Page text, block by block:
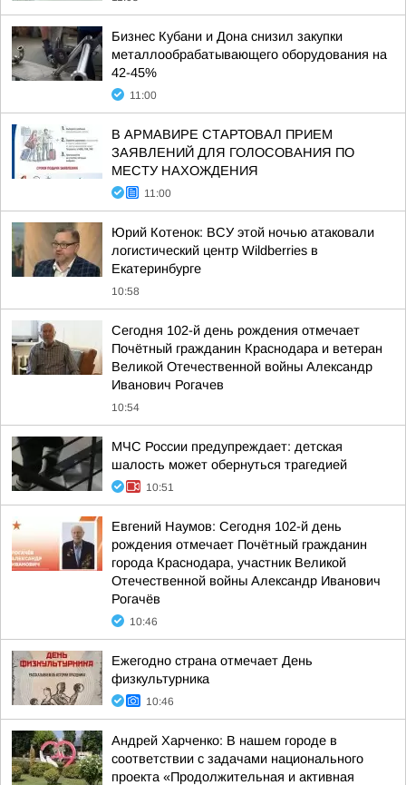
Бизнес Кубани и Дона снизил закупки
металлообрабатывающего оборудования на
42-45%
11:00
В АРМАВИРЕ СТАРТОВАЛ ПРИЕМ
ЗАЯВЛЕНИЙ ДЛЯ ГОЛОСОВАНИЯ ПО
МЕСТУ НАХОЖДЕНИЯ
11:00
Юрий Котенок: ВСУ этой ночью атаковали
логистический центр Wildberries в
Екатеринбурге
10:58
Сегодня 102-й день рождения отмечает
Почётный гражданин Краснодара и ветеран
Великой Отечественной войны Александр
Иванович Рогачев
10:54
МЧС России предупреждает: детская
шалость может обернуться трагедией
10:51
Евгений Наумов: Сегодня 102-й день
рождения отмечает Почётный гражданин
города Краснодара, участник Великой
Отечественной войны Александр Иванович
Рогачёв
10:46
Ежегодно страна отмечает День
физкультурника
10:46
Андрей Харченко: В нашем городе в
соответствии с задачами национального
проекта «Продолжительная и активная